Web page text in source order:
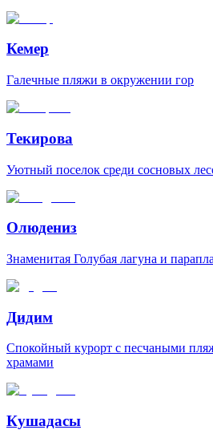
Кемер
Галечные пляжи в окружении гор
Текирова
Уютный поселок среди сосновых
Олюдениз
Знаменитая Голубая лагуна и
Дидим
Спокойный курорт с песчаными
храмами
Кушадасы